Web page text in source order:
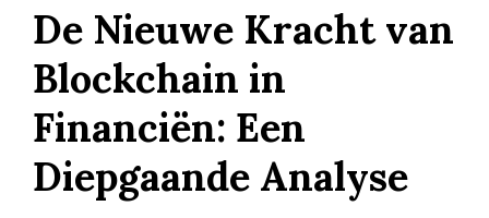
De Nieuwe Kracht van
Blockchain in
Financiën: Een
Diepgaande Analyse